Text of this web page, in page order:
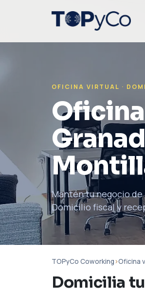
OFICINA VIRTUAL ·
Mantén tu negocio
Domicilio fiscal y
TOPyCo Coworking›Oficina
Domicilia